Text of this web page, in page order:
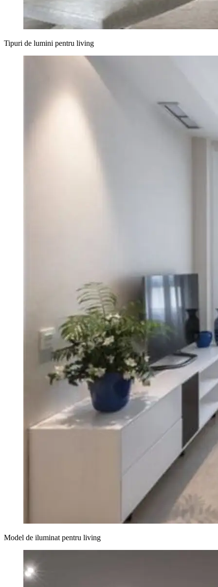
Tipuri de lumini pentru living
Model de iluminat pentru living